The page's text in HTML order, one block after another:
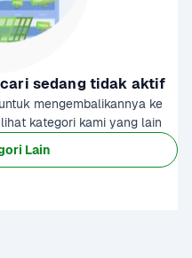
sedang tidak aktif
mengembalikannya ke
kategori kami yang lain
Lain